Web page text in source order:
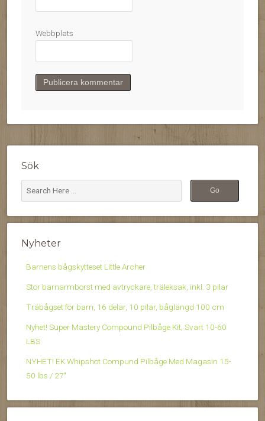
Webbplats
Sök
Nyheter
Barnens bågskytteset Little Archer
Stor barnarmborst med avtryckare, träleksak, inkl. 3 pilar
Träbågset för barn, 16 delar, 10 pilar, båglängd 100 cm
Nyhet! Super Mastery Compound Pilbåge Kit, Svart 10-60
LBS
NYHET! EK Whipshot Compund Pilbåge Med Magasin 15-
50 lbs / 27″